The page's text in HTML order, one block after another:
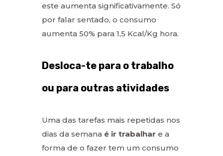
este aumenta significativamente. Só
por falar sentado, o consumo
aumenta 50% para 1,5 Kcal/Kg hora.
Desloca-te para o trabalho
ou para outras atividades
Uma das tarefas mais repetidas nos
dias da semana é ir trabalhar e a
forma de o fazer tem um consumo